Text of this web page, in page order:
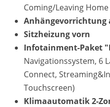
Coming/Leaving
Anhängevorrichtung
Sitzheizung vorn
Infotainment-Paket
Navigationssystem, 6
Connect,
Touchscreen)
Klimaautomatik 2-